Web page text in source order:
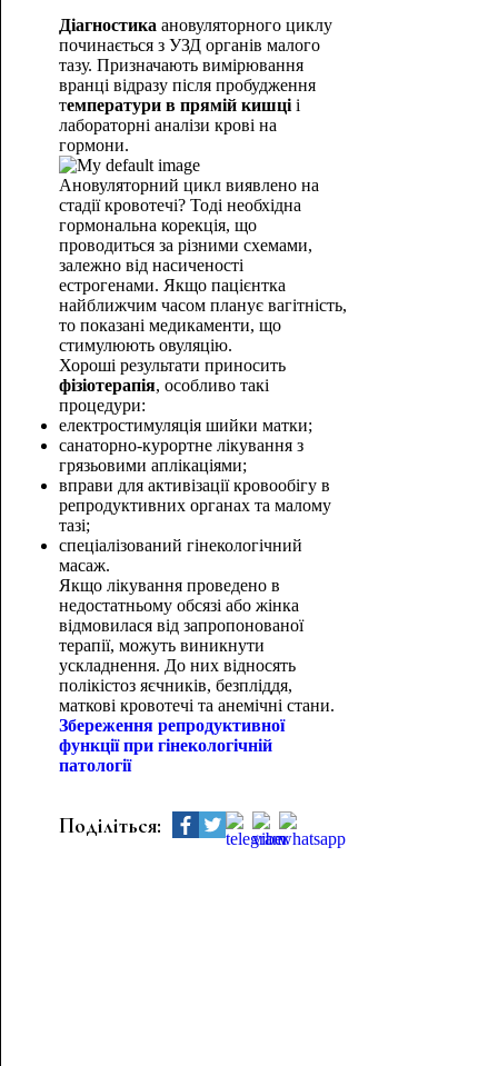
Діагностика ановуляторного циклу
починається з УЗД органів малого
тазу. Призначають вимірювання
вранці відразу після пробудження
температури в прямій кишціі
лабораторні аналізи крові на
гормони.
Ановуляторний цикл виявлено на
стадії кровотечі? Тоді необхідна
гормональна корекція, що
проводиться за різними схемами,
залежно від насиченості
естрогенами. Якщо пацієнтка
найближчим часом планує вагітність,
то показані медикаменти, що
стимулюють овуляцію.
Хороші результати приносить
фізіотерапія, особливо такі
процедури:
електростимуляція шийки матки;
санаторно-курортне лікування з
грязьовими аплікаціями;
вправи для активізації кровообігу в
репродуктивних органах та малому
тазі;
спеціалізований гінекологічний
масаж.
Якщо лікування проведено в
недостатньому обсязі або жінка
відмовилася від запропонованої
терапії, можуть виникнути
ускладнення. До них відносять
полікістоз яєчників, безпліддя,
маткові кровотечі та анемічні стани.
Збереження репродуктивної
функції при гінекологічній
патології
Поділіться: